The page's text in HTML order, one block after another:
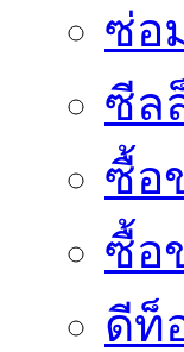
ซ่อ
ซีล
ซื้อ
ซื้อ
ดีท็